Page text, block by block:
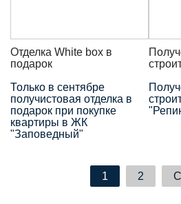
Отделка White box в
подарок
Только в сентябре
получистовая отделка в
подарок при покупке
квартиры в ЖК
"Заповедный"
1 2